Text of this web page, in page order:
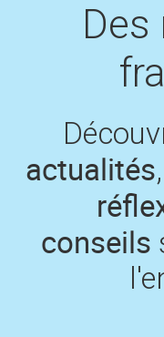
Des
actualités
conseils